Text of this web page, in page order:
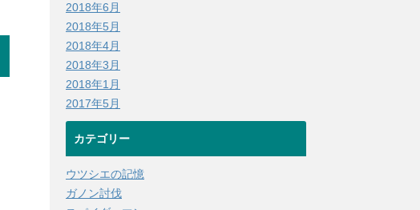
2018年6月
2018年5月
2018年4月
2018年3月
2018年1月
2017年5月
カテゴリー
ウツシエの記憶
ガノン討伐